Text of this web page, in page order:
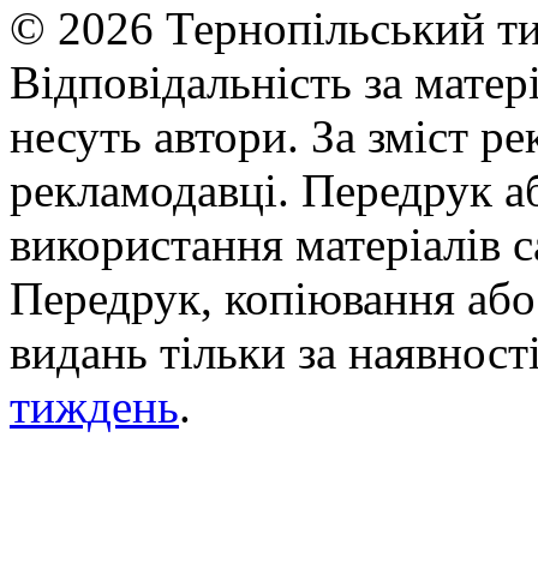
© 2026 Тернопільський
Відповідальність за
несуть автори. За зміст
рекламодавці. Передрук
використання матеріалів
Передрук, копіювання
видань тільки за
тиждень.